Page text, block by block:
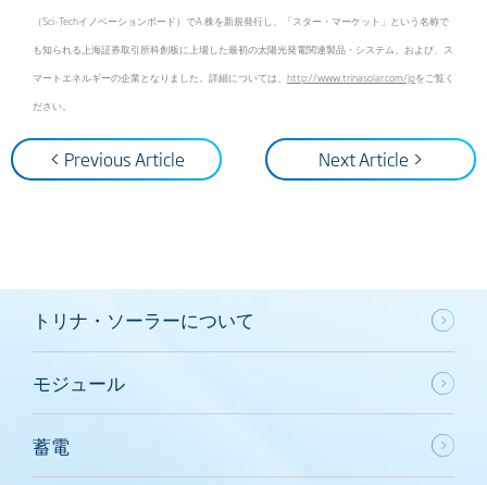
（Sci-Techイノベーションボード）でA 株を新規発行し、「スター・マーケット」という名称で
も知られる上海証券取引所科創板に上場した最初の太陽光発電関連製品・システム、および、ス
マートエネルギーの企業となりました。詳細については、 http://www.trinasolar.com/jpをご覧く
ださい。
< Previous Article Next Article >
トリナ・ソーラーについて
モジュール
蓄電